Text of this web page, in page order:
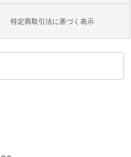
特定商取引法に基づく表示